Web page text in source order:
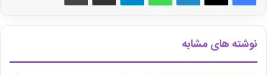
نوشته های مشابه